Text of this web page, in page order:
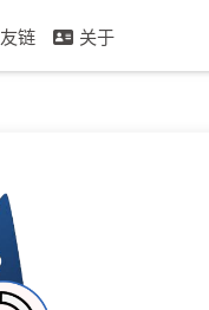
友链 关于